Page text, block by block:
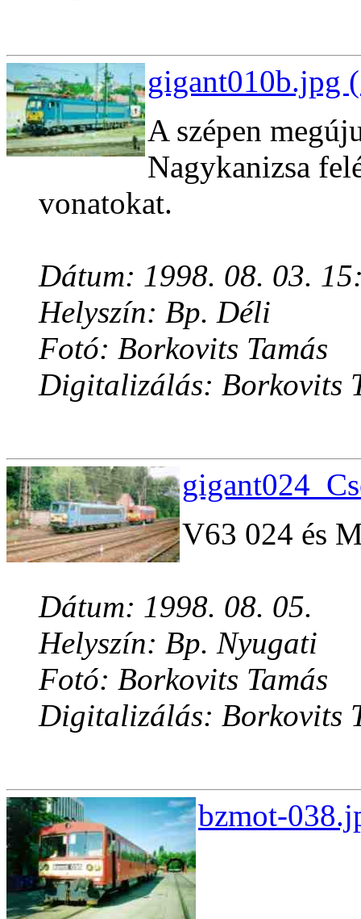
gigant010b.jpg
A szépen
Nagykanizsa
vonatokat.
Dátum: 1998. 08. 03.
Helyszín: Bp. Déli
Fotó: Borkovits Tamás
Digitalizálás: Borkovits
V63 024 és
Dátum: 1998. 08. 05.
Helyszín: Bp. Nyugati
Fotó: Borkovits Tamás
Digitalizálás: Borkovits
bzmot-